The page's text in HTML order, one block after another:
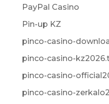
PayPal Casino
Pin-up KZ
pinco-casino-
pinco-casino-
pinco-casino-
pinco-casino-